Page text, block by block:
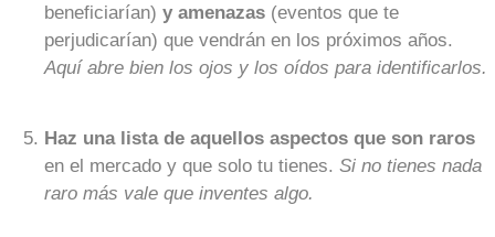
beneficiarían) y amenazas (eventos que te
perjudicarían) que vendrán en los próximos años.
Aquí abre bien los ojos y los oídos para identificarlos.
Haz una lista de aquellos aspectos que son raros
en el mercado y que solo tu tienes. Si no tienes nada
raro más vale que inventes algo.